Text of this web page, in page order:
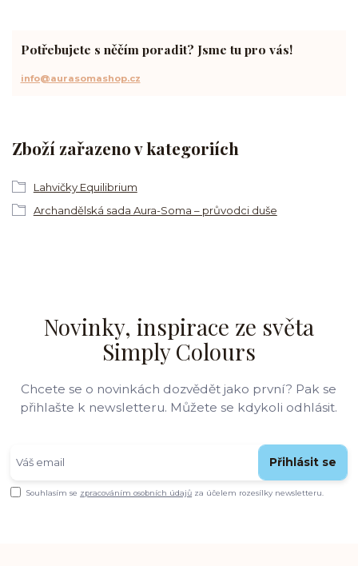
Zboží zařazeno v kategoriích
Lahvičky Equilibrium
Archandělská sada Aura-Soma – průvodci duše
Potřebujete s něčím poradit? Jsme tu pro vás!
info@aurasomashop.cz
Novinky, inspirace ze světa
Simply Colours
Chcete se o novinkách dozvědět jako první? Pak se
přihlašte k newsletteru. Můžete se kdykoli odhlásit.
Přihlásit se
Souhlasím se zpracováním osobních údajů za účelem rozesílky newsletteru.